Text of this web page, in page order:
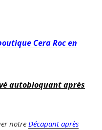
Cera Roc en
autobloquant après
notreDécapant après